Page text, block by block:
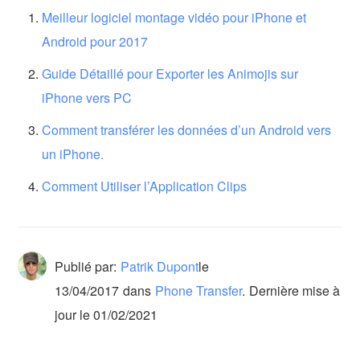
Meilleur logiciel montage vidéo pour iPhone et
Android pour 2017
Guide Détaillé pour Exporter les Animojis sur
iPhone vers PC
Comment transférer les données d’un Android vers
un iPhone.
Comment Utiliser l’Application Clips
Publié par: Patrik Dupontle
13/04/2017 dans Phone Transfer. Dernière mise à
jour le 01/02/2021